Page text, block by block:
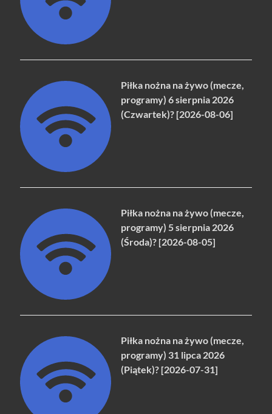
Piłka nożna na żywo (mecze,
programy) 6 sierpnia 2026
(Czwartek)? [2026-08-06]
Piłka nożna na żywo (mecze,
programy) 5 sierpnia 2026
(Środa)? [2026-08-05]
Piłka nożna na żywo (mecze,
programy) 31 lipca 2026
(Piątek)? [2026-07-31]